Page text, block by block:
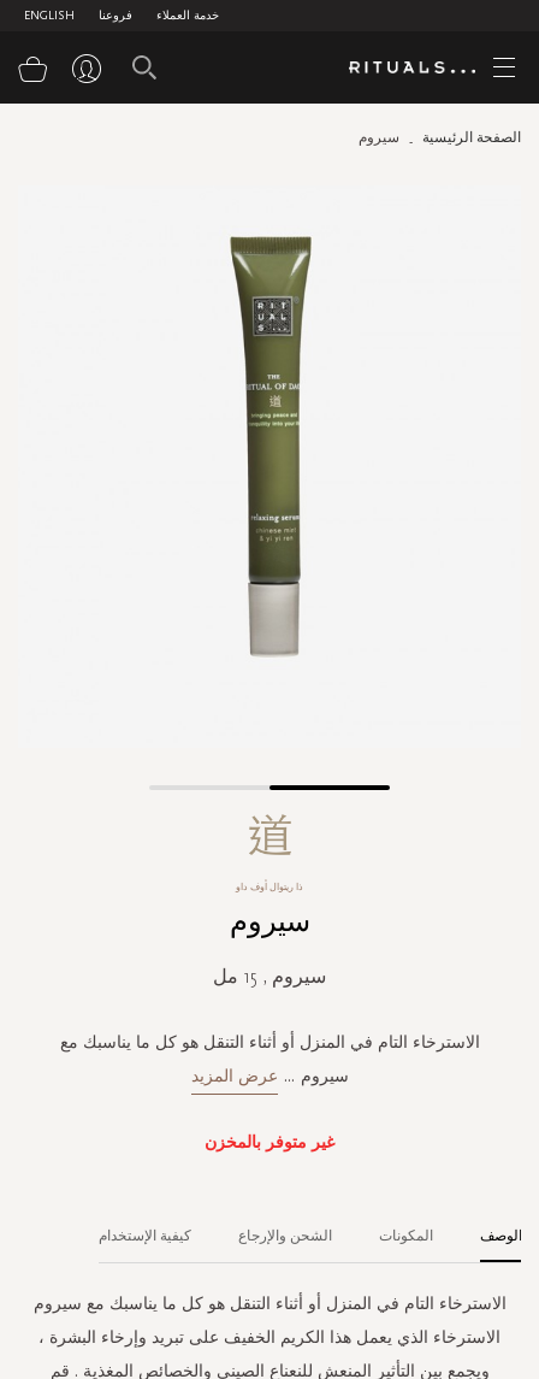
ENGLISH فروعنا خدمة العملاء
الصفحة الرئيسية سيروم
ذا ريتوال أوف داو
سيروم
سيروم , 15 مل
الاسترخاء التام في المنزل أو أثناء التنقل هو كل ما يناسبك مع
سيروم ... عرض المزيد
غير متوفر بالمخزن
الوصف
الاسترخاء التام في المنزل أو أثناء التنقل هو كل ما يناسبك مع سيروم
الاسترخاء الذي يعمل هذا الكريم الخفيف على تبريد وإرخاء البشرة ،
ويجمع بين التأثير المنعش للنعناع الصيني والخصائص المغذية . قم
المكونات الشحن والإرجاع كيفية الإستخدام